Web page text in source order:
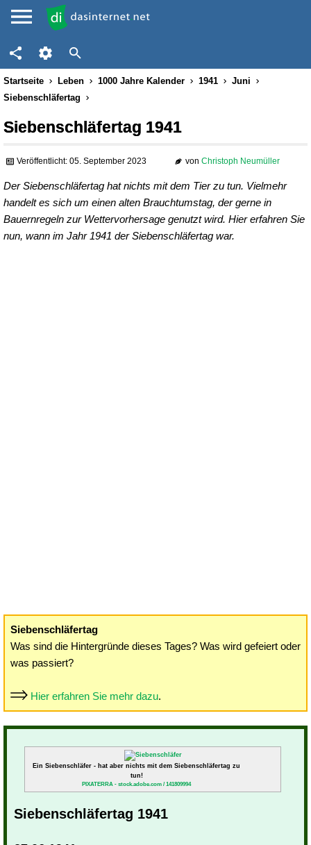
Startseite Leben 1000 Jahre Kalender 1941
Juni
Siebenschläfertag
Siebenschläfertag 1941
Veröffentlicht: 05. September 2023 von Christoph Neumüller
Der Siebenschläfertag hat nichts mit dem Tier zu tun. Vielmehr
handelt es sich um einen alten Brauchtumstag, der gerne in
Bauernregeln zur Wettervorhersage genutzt wird. Hier erfahren Sie
nun, wann im Jahr 1941 der Siebenschläfertag war.
Siebenschläfertag
Was sind die Hintergründe dieses Tages? Was wird gefeiert oder
was passiert?
Hier erfahren Sie mehr dazu.
Ein Siebenschläfer - hat aber nichts mit dem Siebenschläfertag zu
tun!
PIXATERRA - stock.adobe.com / 141809994
Siebenschläfertag 1941